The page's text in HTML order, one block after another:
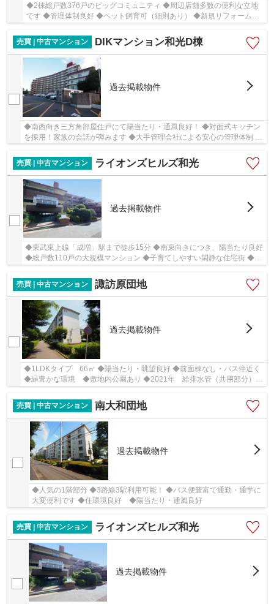
◆2棟総戸数376戸のビッグコミュニティ ◆周辺店舗多数の便利な立地
です ◆管理体制良好 ◆ペット飼育可（細則あり） ◆新規リフォーム物
件（令和7年12月11日完成）
売買 | 中古マンション
DIKマンション和光D棟
過去掲載物件
◆南西向き三方角部屋住戸にて陽当たり・通風良好！ ◆対面式キッチン
を採用！家族の会話が弾みます ◆大手管理会社による安心の管理体制 ◆
売買 | 中古マンション
ライオンズヒルズ和光
過去掲載物件
◆東武東上線「成増」駅まで徒歩15分 ◆南東向きにつき、陽当たり良好
◆総戸数110戸の大規模マンション ◆子育てしやすい閑静な住宅街 ◆新
売買 | 中古マンション
諏訪原団地
過去掲載物件
◆1LDKタイプ 66㎡ ◆陽当たり・眺望良好 ◆前面棟なし・バス停近く
◆緑豊かな環境 ◆敷地内公園あり ◆2021年 給排水管（共用部分）工
売買 | 中古マンション
南大和団地
過去掲載物件
◆人気の1階部分 ◆3路線3駅利用可能！ ◆バス便豊富で通勤・通学に
大変便利です ◆住環境良好 ◆陽当たり・通風良好
売買 | 中古マンション ライオンズヒルズ和光
過去掲載物件